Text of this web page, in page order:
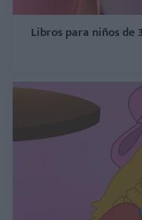
Libros para niños de